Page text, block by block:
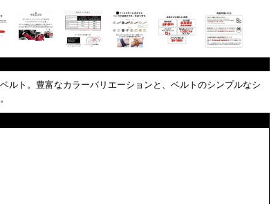
ルト。豊富なカラーバリエーションと、ベルトのシンプルなシ